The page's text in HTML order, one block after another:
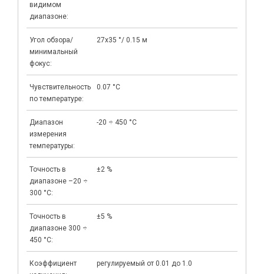
видимом
диапазоне:
Угол обзора/
минимальный
фокус:
27x35 °/ 0.15 м
Чувствительность
по температуре:
0.07 °C
Диапазон
измерения
температуры:
-20 ÷ 450 °C
Точность в
диапазоне –20 ÷
300 °C:
±2 %
Точность в
диапазоне 300 ÷
450 °C:
±5 %
Коэффициент
регулируемый от 0.01 до 1.0